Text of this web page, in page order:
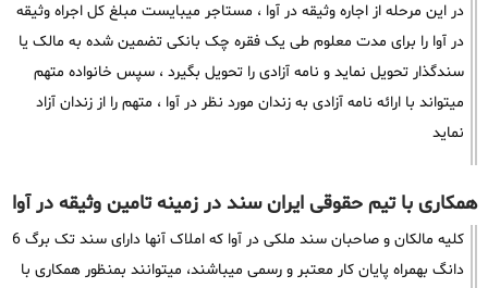
در این مرحله از اجاره وثیقه در آوا ، مستاجر میبایست مبلغ کل اجراه وثیقه
در آوا را برای مدت معلوم طی یک فقره چک بانکی تضمین شده به مالک یا
سندگذار تحویل نماید و نامه آزادی را تحویل بگیرد ، سپس خانواده متهم
میتواند با ارائه نامه آزادی به زندان مورد نظر در آوا ، متهم را از زندان آزاد
نماید
همکاری با تیم حقوقی ایران سند در زمینه تامین وثیقه در آوا
کلیه مالکان و صاحبان سند ملکی در آوا که املاک آنها دارای سند تک برگ 6
دانگ بهمراه پایان کار معتبر و رسمی میباشند، میتوانند بمنظور همکاری با